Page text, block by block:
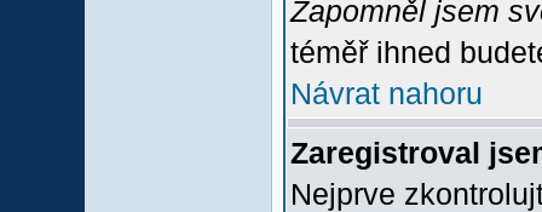
Zapomněl jsem
téměř ihned
Návrat nahoru
Zaregistroval
Nejprve